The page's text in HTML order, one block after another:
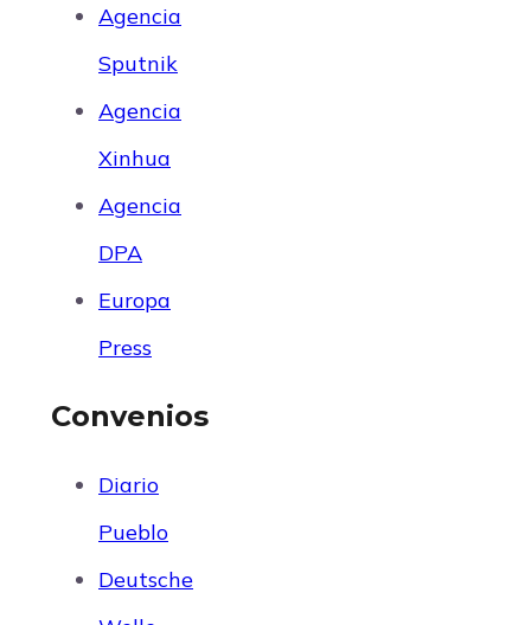
Agencia
Sputnik
Agencia
Xinhua
Agencia
DPA
Europa
Press
Convenios
Diario
Pueblo
Deutsche